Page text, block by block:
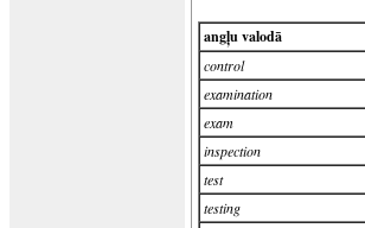
angļu valodā
control
examination
exam
inspection
test
testing